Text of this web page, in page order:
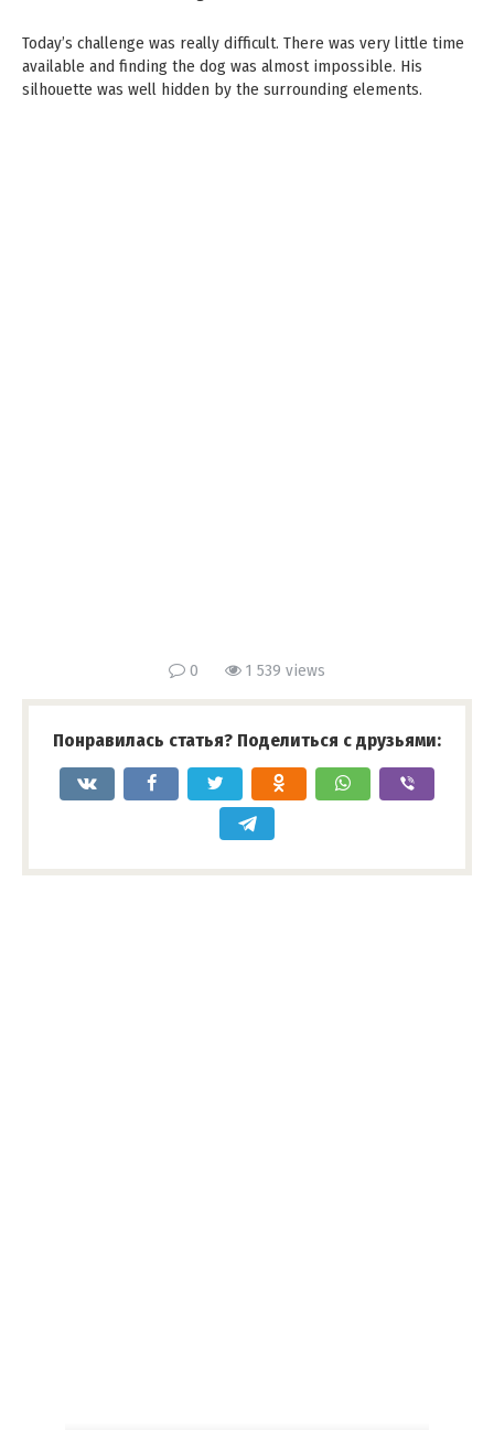
Today’s challenge was really difficult. There was very little time
available and finding the dog was almost impossible. His
silhouette was well hidden by the surrounding elements.
0 1 539 views
Понравилась статья? Поделиться с друзьями: